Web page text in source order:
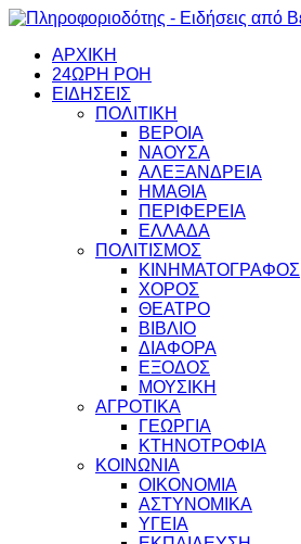
ΑΡΧΙΚΗ
24ΩΡΗ ΡΟΗ
ΕΙΔΗΣΕΙΣ
ΠΟΛΙΤΙΚΗ
ΒΕΡΟΙΑ
ΝΑΟΥΣΑ
ΑΛΕΞΑΝΔΡΕΙΑ
ΗΜΑΘΙΑ
ΠΕΡΙΦΕΡΕΙΑ
ΕΛΛΑΔΑ
ΠΟΛΙΤΙΣΜΟΣ
ΚΙΝΗΜΑΤΟΓΡΑΦΟΣ
ΧΟΡΟΣ
ΘΕΑΤΡΟ
ΒΙΒΛΙΟ
ΔΙΑΦΟΡΑ
ΕΞΟΔΟΣ
ΜΟΥΣΙΚΗ
ΑΓΡΟΤΙΚΑ
ΓΕΩΡΓΙΑ
ΚΤΗΝΟΤΡΟΦΙΑ
ΚΟΙΝΩΝΙΑ
ΟΙΚΟΝΟΜΙΑ
ΑΣΤΥΝΟΜΙΚΑ
ΥΓΕΙΑ